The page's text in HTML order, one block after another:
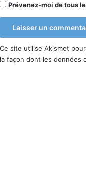
Prévenez-moi de tous
Ce site utilise Akismet
la façon dont les données